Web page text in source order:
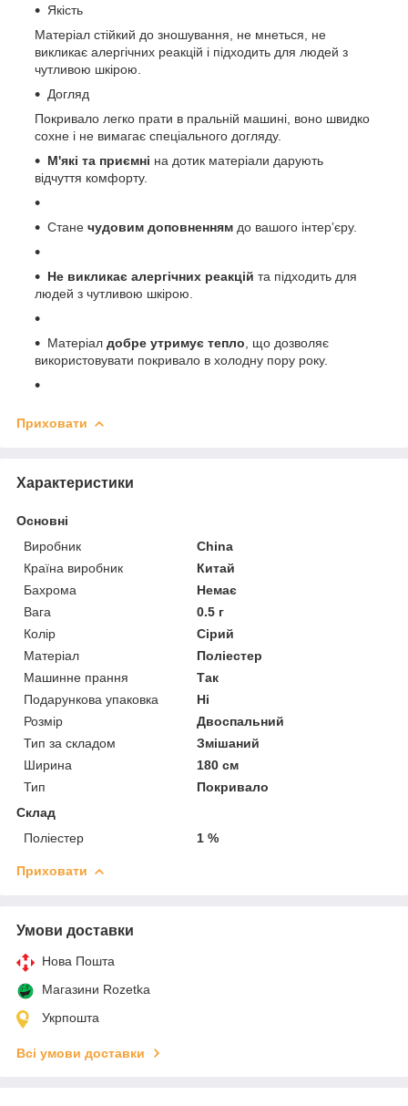
Якість
Матеріал стійкий до зношування, не мнеться, не
викликає алергічних реакцій і підходить для людей з
чутливою шкірою.
Догляд
Покривало легко прати в пральній машині, воно швидко
сохне і не вимагає спеціального догляду.
М'які та приємні на дотик матеріали дарують
відчуття комфорту.
Стане чудовим доповненням до вашого інтерʼєру.
Не викликає алергічних реакцій та підходить для
людей з чутливою шкірою.
Матеріал добре утримує тепло , що дозволяє
використовувати покривало в холодну пору року.
Приховати
Характеристики
Основні
Виробник
China
Країна виробник
Китай
Бахрома
Немає
Вага
0.5 г
Колір
Сірий
Матеріал
Поліестер
Машинне прання
Так
Подарункова упаковка
Ні
Розмір
Двоспальний
Тип за складом
Змішаний
Ширина
180 см
Тип
Покривало
Склад
Поліестер
1 %
Приховати
Умови доставки
Нова Пошта
Магазини Rozetka
Укрпошта
Всі умови доставки